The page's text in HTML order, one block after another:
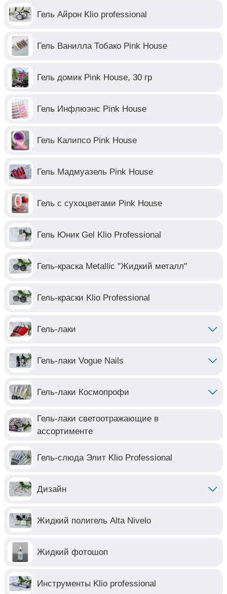
Гель Айрон Klio professional
Гель Ванилла Тобако Pink House
Гель домик Pink House, 30 гр
Гель Инфлюэнс Pink House
Гель Калипсо Pink House
Гель Мадмуазель Pink House
Гель с сухоцветами Pink House
Гель Юник Gel Klio Professional
Гель-краска Metallic "Жидкий металл"
Гель-краски Klio Professional
Гель-лаки
Гель-лаки Vogue Nails
Гель-лаки Космопрофи
Гель-лаки светоотражающие в
ассортименте
Гель-слюда Элит Klio Professional
Дизайн
Жидкий полигель Alta Nivelo
Жидкий фотошоп
Инструменты Klio professional